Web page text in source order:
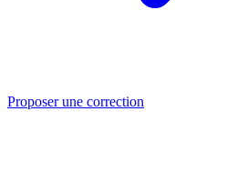
Proposer une correction